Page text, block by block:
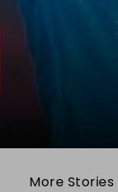
More Stories